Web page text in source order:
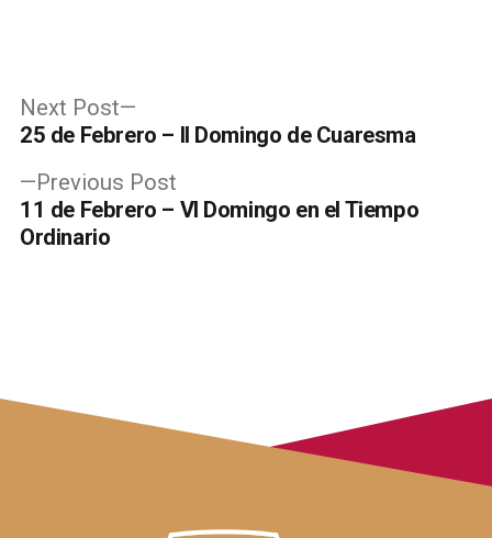
Post
navigation
Previous Post
post:
11 de Febrero – VI Domingo en el Tiempo
Ordinario
Next Post
post:
25 de Febrero – II Domingo de Cuaresma